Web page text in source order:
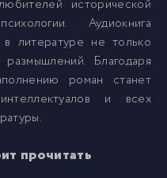
исторической
Аудиокнига
литературе не только
Благодаря
роман станет
и всех
прочитать